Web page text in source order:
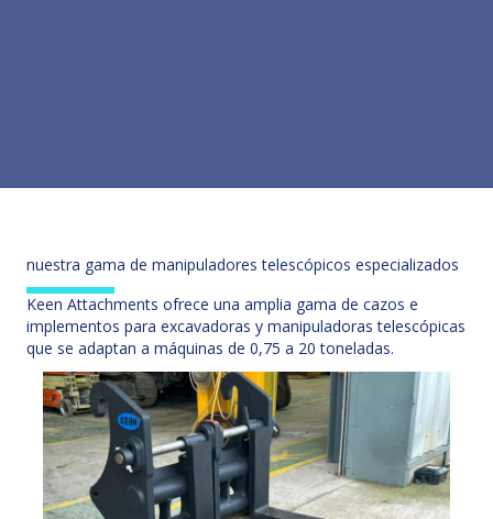
nuestra gama de manipuladores telescópicos especializados
Keen Attachments ofrece una amplia gama de cazos e
implementos para excavadoras y manipuladoras telescópicas
que se adaptan a máquinas de 0,75 a 20 toneladas.